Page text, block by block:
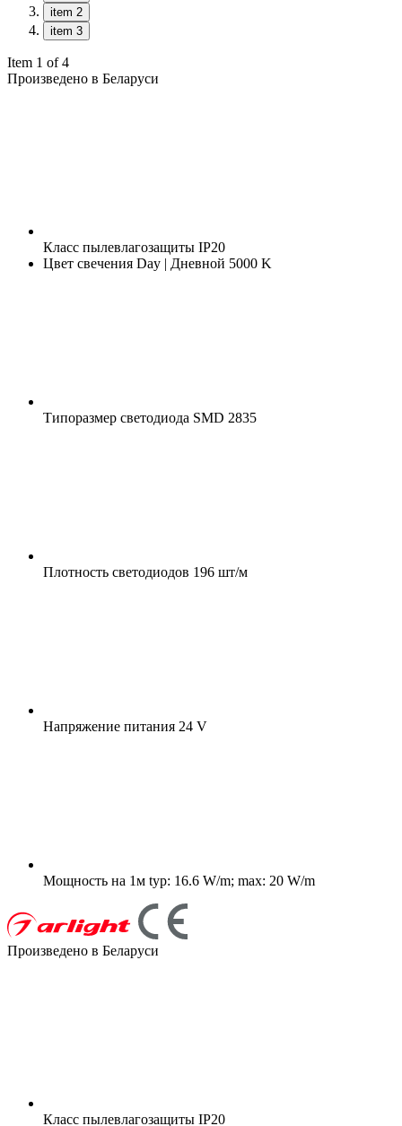
item 2
item 3
Item 1 of 4
Произведено в Беларуси
Класс пылевлагозащиты IP20
Цвет свечения Day | Дневной 5000 K
Типоразмер светодиода SMD 2835
Плотность светодиодов 196 шт/м
Напряжение питания 24 V
Мощность на 1м typ: 16.6 W/m; max: 20 W/m
Произведено в Беларуси
Класс пылевлагозащиты IP20